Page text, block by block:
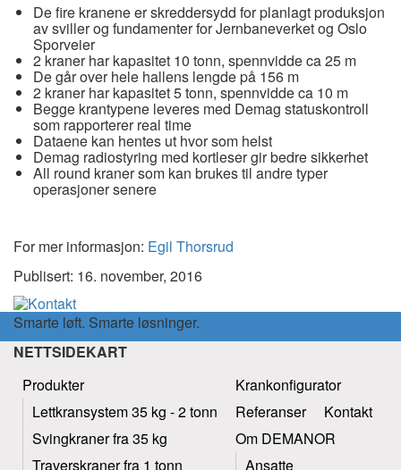
De fire kranene er skreddersydd for planlagt produksjon
av sviller og fundamenter for Jernbaneverket og Oslo
Sporveier
2 kraner har kapasitet 10 tonn, spennvidde ca 25 m
De går over hele hallens lengde på 156 m
2 kraner har kapasitet 5 tonn, spennvidde ca 10 m
Begge krantypene leveres med Demag statuskontroll
som rapporterer real time
Dataene kan hentes ut hvor som helst
Demag radiostyring med kortleser gir bedre sikkerhet
All round kraner som kan brukes til andre typer
operasjoner senere
For mer informasjon: Egil Thorsrud
Publisert: 16. november, 2016
Smarte løft. Smarte løsninger.
NETTSIDEKART
Produkter
Lettkransystem 35 kg - 2 tonn
Svingkraner fra 35 kg
Traverskraner fra 1 tonn
Krankonfigurator
Referanser
Kontakt
Om DEMANOR
Ansatte